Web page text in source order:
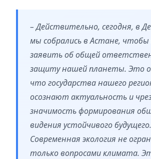
– Действительно, сегодня, в
мы собрались в Астане, чтобы
заявить об общей
защиту нашей планеты. Это
что государства нашего
осознают актуальность и
значимость формирования
видения устойчивого будущего.
Современная экология не
только вопросами климата.